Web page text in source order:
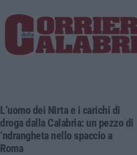
L’uomo dei Nirta e i carichi di
droga dalla Calabria: un pezzo di
‘ndrangheta nello spaccio a
Roma